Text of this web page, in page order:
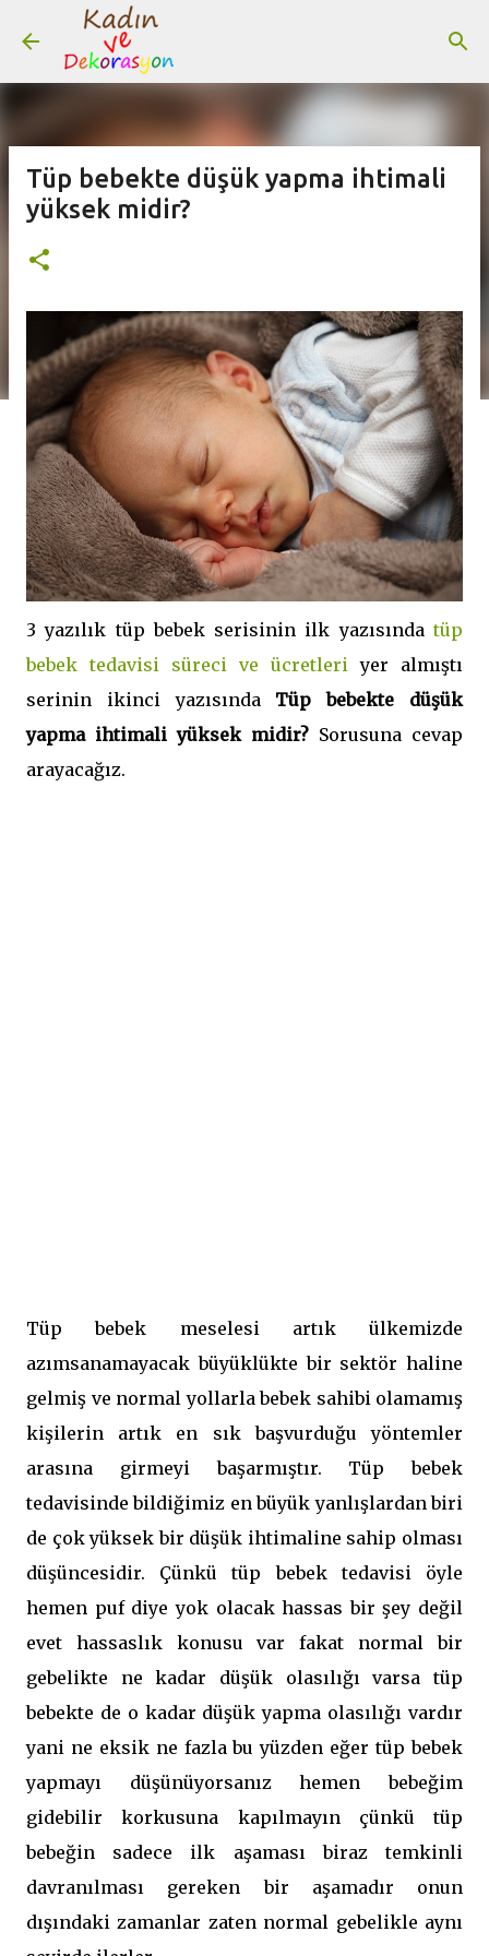
Tüp bebekte düşük yapma ihtimali
yüksek midir?
3 yazılık tüp bebek serisinin ilk yazısındatüp
bebek tedavisi süreci ve ücretleri yer almıştı
serinin ikinci yazısında Tüp bebekte düşük
yapma ihtimali yüksek midir? Sorusuna cevap
arayacağız.
Tüp bebek meselesi artık ülkemizde
azımsanamayacak büyüklükte bir sektör haline
gelmiş ve normal yollarla bebek sahibi olamamış
kişilerin artık en sık başvurduğu yöntemler
arasına girmeyi başarmıştır. Tüp bebek
tedavisinde bildiğimiz en büyük yanlışlardan biri
de çok yüksek bir düşük ihtimaline sahip olması
düşüncesidir. Çünkü tüp bebek tedavisi öyle
hemen puf diye yok olacak hassas bir şey değil
evet hassaslık konusu var fakat normal bir
gebelikte ne kadar düşük olasılığı varsa tüp
bebekte de o kadar düşük yapma olasılığı vardır
yani ne eksik ne fazla bu yüzden eğer tüp bebek
yapmayı düşünüyorsanız hemen bebeğim
gidebilir korkusuna kapılmayın çünkü tüp
bebeğin sadece ilk aşaması biraz temkinli
davranılması gereken bir aşamadır onun
dışındaki zamanlar zaten normal gebelikle aynı